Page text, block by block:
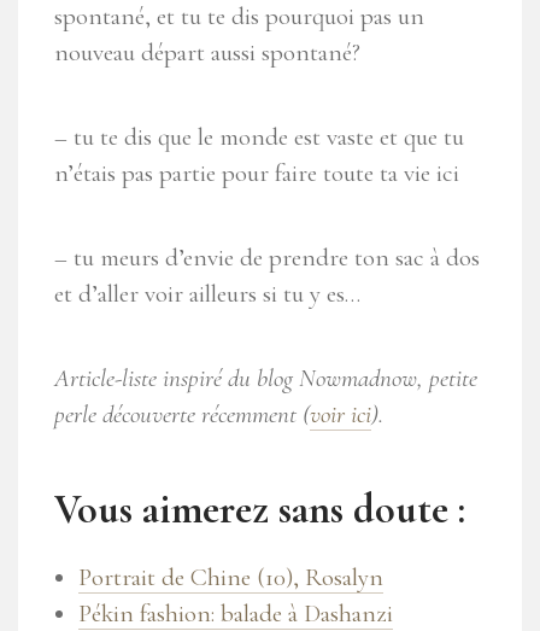
spontané, et tu te dis pourquoi pas un
nouveau départ aussi spontané?
– tu te dis que le monde est vaste et que tu
n’étais pas partie pour faire toute ta vie ici
– tu meurs d’envie de prendre ton sac à dos
et d’aller voir ailleurs si tu y es…
Article-liste inspiré du blog Nowmadnow, petite
perle découverte récemment (voir ici).
Vous aimerez sans doute :
Portrait de Chine (10), Rosalyn
Pékin fashion: balade à Dashanzi